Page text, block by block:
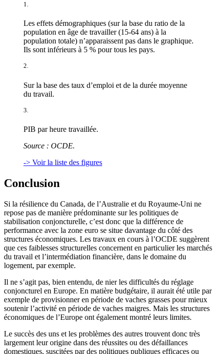
1.
Les effets démographiques (sur la base du ratio de la
population en âge de travailler (15-64 ans) à la
population totale) n’apparaissent pas dans le graphique.
Ils sont inférieurs à 5 % pour tous les pays.
2.
Sur la base des taux d’emploi et de la durée moyenne
du travail.
3.
PIB par heure travaillée.
Source : OCDE.
-> Voir la liste des figures
Conclusion
Si la résilience du Canada, de l’Australie et du Royaume-Uni ne
repose pas de manière prédominante sur les politiques de
stabilisation conjoncturelle, c’est donc que la différence de
performance avec la zone euro se situe davantage du côté des
structures économiques. Les travaux en cours à l’OCDE suggèrent
que ces faiblesses structurelles concernent en particulier les marchés
du travail et l’intermédiation financière, dans le domaine du
logement, par exemple.
Il ne s’agit pas, bien entendu, de nier les difficultés du réglage
conjoncturel en Europe. En matière budgétaire, il aurait été utile par
exemple de provisionner en période de vaches grasses pour mieux
soutenir l’activité en période de vaches maigres. Mais les structures
économiques de l’Europe ont également montré leurs limites.
Le succès des uns et les problèmes des autres trouvent donc très
largement leur origine dans des réussites ou des défaillances
domestiques, suscitées par des politiques publiques efficaces ou